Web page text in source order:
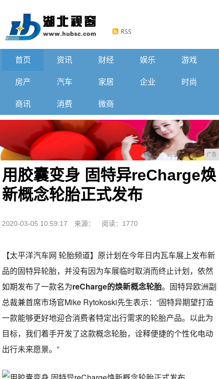
首页 资讯 财经 娱乐 游戏
房产 汽车 家居 企业 时尚
商讯 消费 微商
广告
用胶囊变身 固特异reCharge焕
新概念轮胎正式发布
2020-03-05 10:59:17 来源： 阅读：1770
【太平洋汽车网 轮胎频道】原计划在今年日内瓦车展上发布新
品的固特异轮胎，并没有因为车展临时取消而终止计划，依然
如期发布了一款名为reCharge的焕新概念轮胎。固特异欧洲副
总裁兼首席市场官Mike Rytokoski先生表示：“固特异期望打造
一款能够更好地迎合消费者特定出行需求的轮胎产品。以此为
目标，我们着手开发了这款概念轮胎，诠释便捷的个性化电动
出行未来愿景。”